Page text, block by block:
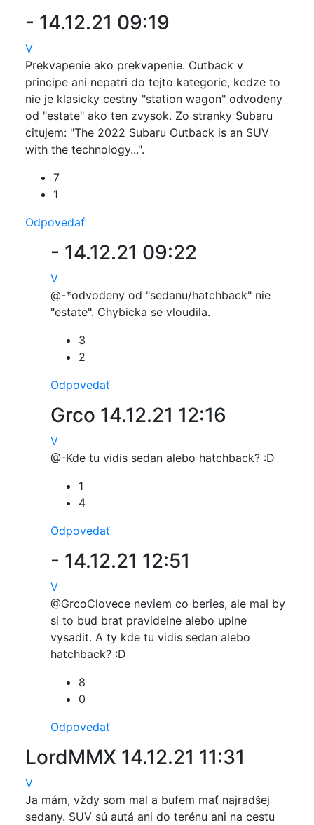
- 14.12.21 09:19
V
Prekvapenie ako prekvapenie. Outback v
principe ani nepatri do tejto kategorie, kedze to
nie je klasicky cestny "station wagon" odvodeny
od "estate" ako ten zvysok. Zo stranky Subaru
citujem: "The 2022 Subaru Outback is an SUV
with the technology...".
7
1
Odpovedať
- 14.12.21 09:22
V
@-*odvodeny od "sedanu/hatchback" nie
"estate". Chybicka se vloudila.
3
2
Odpovedať
Grco 14.12.21 12:16
V
@-Kde tu vidis sedan alebo hatchback? :D
1
4
Odpovedať
- 14.12.21 12:51
V
@GrcoClovece neviem co beries, ale mal by
si to bud brat pravidelne alebo uplne
vysadit. A ty kde tu vidis sedan alebo
hatchback? :D
8
0
Odpovedať
LordMMX 14.12.21 11:31
V
Ja mám, vždy som mal a bufem mať najradšej
sedany. SUV sú autá ani do terénu ani na cestu